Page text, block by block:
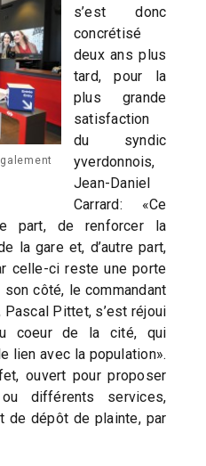
s’est donc
concrétisé
deux ans plus
tard, pour la
plus grande
satisfaction
du syndic
yverdonnois,
Jean-Daniel
Carrard: «Ce
part, de renforcer la
la gare et, d’autre part,
celle-ci reste une porte
côté, le commandant
Pittet, s’est réjoui
coeur de la cité, qui
lien avec la population».
ouvert pour proposer
différents services,
de dépôt de plainte, par